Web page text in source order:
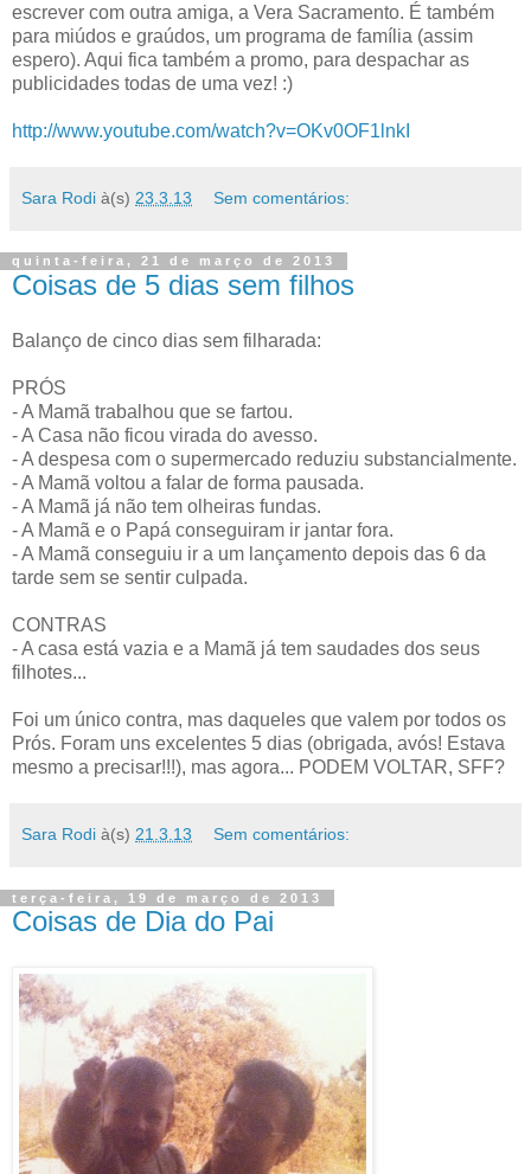
escrever com outra amiga, a Vera Sacramento. É também
para miúdos e graúdos, um programa de família (assim
espero). Aqui fica também a promo, para despachar as
publicidades todas de uma vez! :)
http://www.youtube.com/watch?v=OKv0OF1lnkI
Sara Rodi à(s) 23.3.13 Sem comentários:
quinta-feira, 21 de março de 2013
Coisas de 5 dias sem filhos
Balanço de cinco dias sem filharada:
PRÓS
- A Mamã trabalhou que se fartou.
- A Casa não ficou virada do avesso.
- A despesa com o supermercado reduziu substancialmente.
- A Mamã voltou a falar de forma pausada.
- A Mamã já não tem olheiras fundas.
- A Mamã e o Papá conseguiram ir jantar fora.
- A Mamã conseguiu ir a um lançamento depois das 6 da
tarde sem se sentir culpada.
CONTRAS
- A casa está vazia e a Mamã já tem saudades dos seus
filhotes...
Foi um único contra, mas daqueles que valem por todos os
Prós. Foram uns excelentes 5 dias (obrigada, avós! Estava
mesmo a precisar!!!), mas agora... PODEM VOLTAR, SFF?
Sara Rodi à(s) 21.3.13 Sem comentários:
terça-feira, 19 de março de 2013
Coisas de Dia do Pai